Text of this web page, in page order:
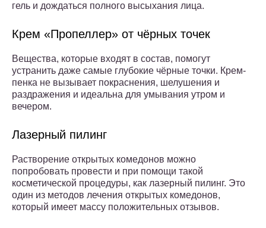
гель и дождаться полного высыхания лица.
Крем «Пропеллер» от чёрных точек
Вещества, которые входят в состав, помогут
устранить даже самые глубокие чёрные точки. Крем-
пенка не вызывает покраснения, шелушения и
раздражения и идеальна для умывания утром и
вечером.
Лазерный пилинг
Растворение открытых комедонов можно
попробовать провести и при помощи такой
косметической процедуры, как лазерный пилинг. Это
один из методов лечения открытых комедонов,
который имеет массу положительных отзывов.